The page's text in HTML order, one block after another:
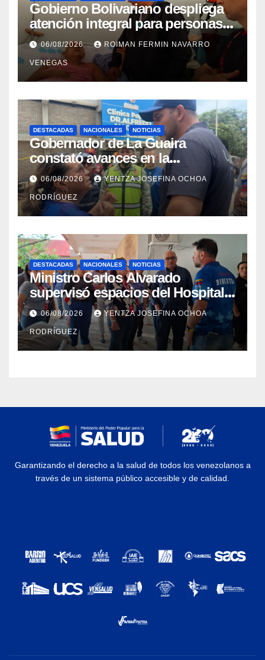
Gobierno Bolivariano despliega
atención integral para personas
con discapacidad en
campamentos de La Guaira
06/08/2026 ROIMAN FERMIN NAVARRO
VENEGAS
DESTACADAS NACIONALES NOTICIAS
Gobernador de La Guaira
constató avances en la
rehabilitación del Hospitalito de
Catia la Mar
06/08/2026 YENTZA JOSEFINA OCHOA
RODRÍGUEZ
DESTACADAS NACIONALES NOTICIAS
Ministro Carlos Alvarado
supervisó espacios del Hospital
Dermatológico Dr. Martín Vegas
en La Guaira
06/08/2026 YENTZA JOSEFINA OCHOA
RODRÍGUEZ
Garantizando el derecho a la salud de todos los venezolanos a
través de un sistema público accesible y de calidad.